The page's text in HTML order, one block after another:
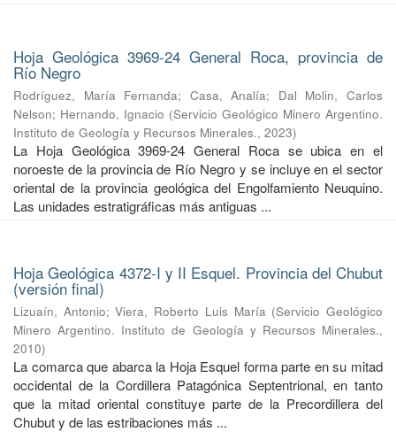
Hoja Geológica 3969-24 General Roca, provincia de
Río Negro
Rodríguez, María Fernanda; Casa, Analía; Dal Molin, Carlos
Nelson; Hernando, Ignacio (Servicio Geológico Minero Argentino.
Instituto de Geología y Recursos Minerales., 2023)
La Hoja Geológica 3969-24 General Roca se ubica en el
noroeste de la provincia de Río Negro y se incluye en el sector
oriental de la provincia geológica del Engolfamiento Neuquino.
Las unidades estratigráficas más antiguas ...
Hoja Geológica 4372-I y II Esquel. Provincia del Chubut
(versión final)
Lizuaín, Antonio;Viera, Roberto Luis María (Servicio Geológico
Minero Argentino. Instituto de Geología y Recursos Minerales.,
2010)
La comarca que abarca la Hoja Esquel forma parte en su mitad
occidental de la Cordillera Patagónica Septentrional, en tanto
que la mitad oriental constituye parte de la Precordillera del
Chubut y de las estribaciones más ...